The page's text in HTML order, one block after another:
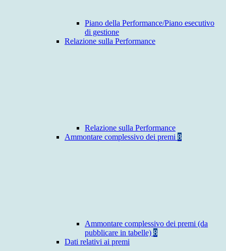
Piano della Performance/Piano esecutivo
di gestione
Relazione sulla Performance
Relazione sulla Performance
Ammontare complessivo dei premi 8
Ammontare complessivo dei premi (da
pubblicare in tabelle) 8
Dati relativi ai premi